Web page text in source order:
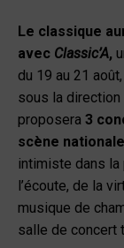
Le classique
avec Classic’A,
du 19 au 21
sous la
proposera 3
scène
intimiste dans la
l’écoute, de la
musique de
salle de concert